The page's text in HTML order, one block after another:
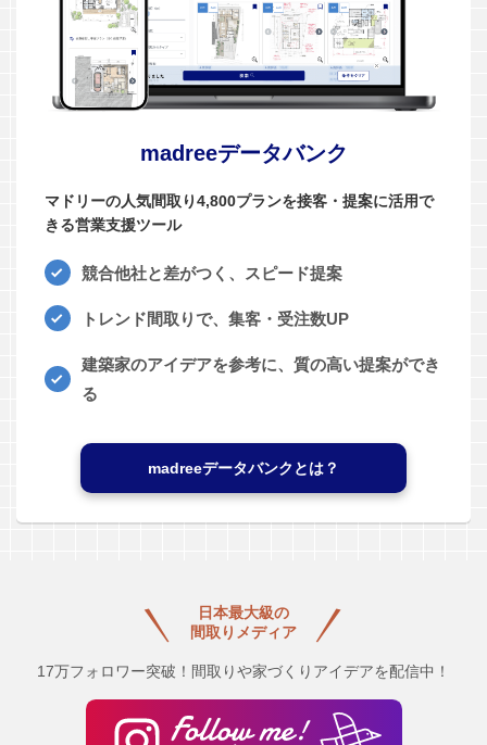
madreeデータバンク
マドリーの人気間取り4,800プランを接客・提案に活用で
きる営業支援ツール
競合他社と差がつく、スピード提案
トレンド間取りで、集客・受注数UP
建築家のアイデアを参考に、質の高い提案ができ
る
madreeデータバンクとは？
日本最大級の
間取りメディア
17万フォロワー突破！間取りや家づくりアイデアを配信中！